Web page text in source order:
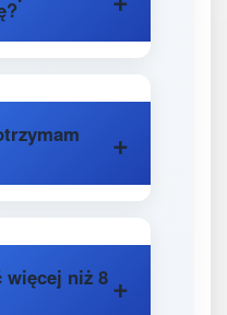
więcej niż 8